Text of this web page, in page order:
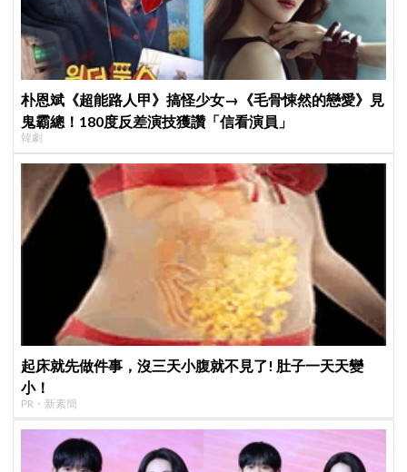
朴恩斌《超能路人甲》搞怪少女→《毛骨悚然的戀愛》見
鬼霸總！180度反差演技獲讚「信看演員」
韓劇
起床就先做件事，沒三天小腹就不見了! 肚子一天天變
小！
PR・新素簡